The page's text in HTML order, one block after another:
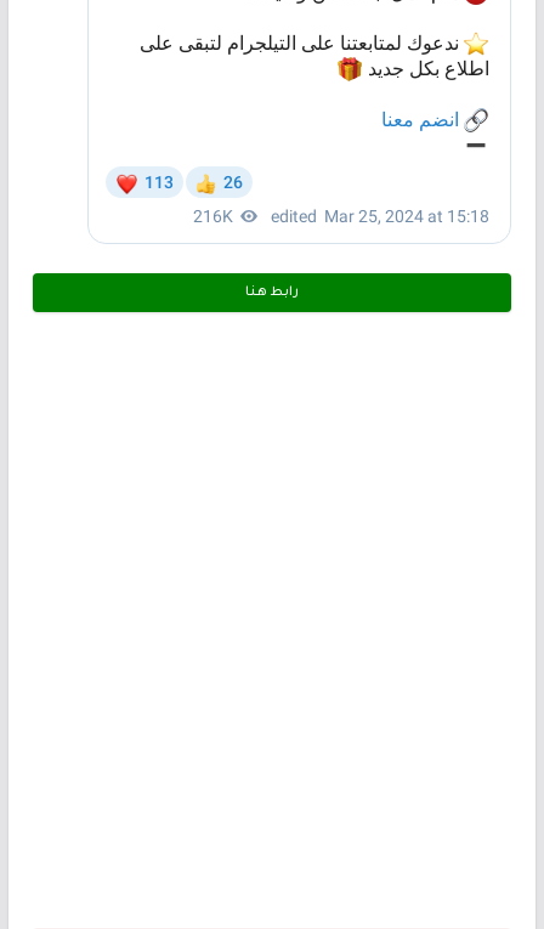
رابط هـنـا